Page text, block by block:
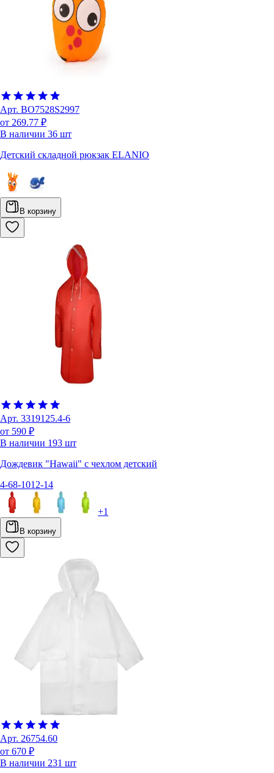
Арт. BO7528S2997
от 269.77 ₽
В наличии 36 шт
Детский складной рюкзак ELANIO
В корзину
Арт. 3319125.4-6
от 590 ₽
В наличии 193 шт
Дождевик "Hawaii" c чехлом детский
4-68-1012-14
+1
В корзину
Арт. 26754.60
от 670 ₽
В наличии 231 шт